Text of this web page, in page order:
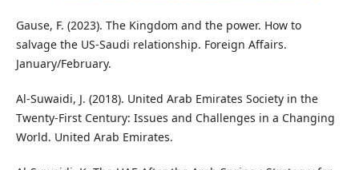
Gause, F. (2023). The Kingdom and the power. How to
salvage the US-Saudi relationship. Foreign Affairs.
January/February.
Al-Suwaidi, J. (2018). United Arab Emirates Society in the
Twenty-First Century: Issues and Challenges in a Changing
World. United Arab Emirates.